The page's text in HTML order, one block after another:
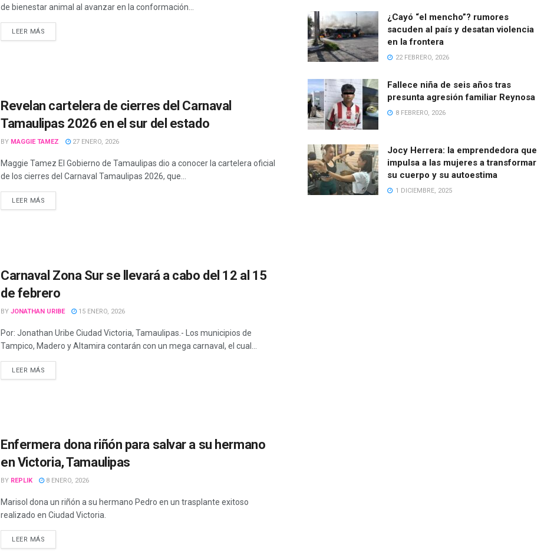
de bienestar animal al avanzar en la conformación...
LEER MÁS
Revelan cartelera de cierres del Carnaval
Tamaulipas 2026 en el sur del estado
BY MAGGIE TAMEZ 27 ENERO, 2026
Maggie Tamez El Gobierno de Tamaulipas dio a conocer la cartelera oficial
de los cierres del Carnaval Tamaulipas 2026, que...
LEER MÁS
Carnaval Zona Sur se llevará a cabo del 12 al 15
de febrero
BY JONATHAN URIBE 15 ENERO, 2026
Por: Jonathan Uribe Ciudad Victoria, Tamaulipas.- Los municipios de
Tampico, Madero y Altamira contarán con un mega carnaval, el cual...
LEER MÁS
Enfermera dona riñón para salvar a su hermano
en Victoria, Tamaulipas
BY REPLIK 8 ENERO, 2026
Marisol dona un riñón a su hermano Pedro en un trasplante exitoso
realizado en Ciudad Victoria.
LEER MÁS
¿Cayó “el mencho”? rumores
sacuden al país y desatan violencia
en la frontera
22 FEBRERO, 2026
Fallece niña de seis años tras
presunta agresión familiar Reynosa
8 FEBRERO, 2026
Jocy Herrera: la emprendedora que
impulsa a las mujeres a transformar
su cuerpo y su autoestima
1 DICIEMBRE, 2025